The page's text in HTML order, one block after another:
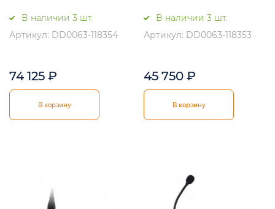
В наличии 3 шт.
Артикул: DD0063-118354
74 125 ₽
В корзину
В наличии 3 шт.
Артикул: DD0063-118353
45 750 ₽
В корзину